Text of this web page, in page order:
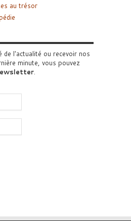
au trésor
de l'actualité ou recevoir nos
minute, vous pouvez
.